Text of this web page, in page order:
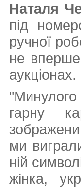
Наталя
під
ручної
не
аукціонах.
гарну
ми
ній
жінка,